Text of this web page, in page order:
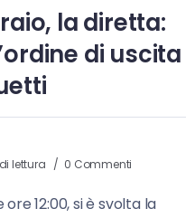
la diretta:
di uscita
lettura 0 Commenti
12:00, si è svolta la